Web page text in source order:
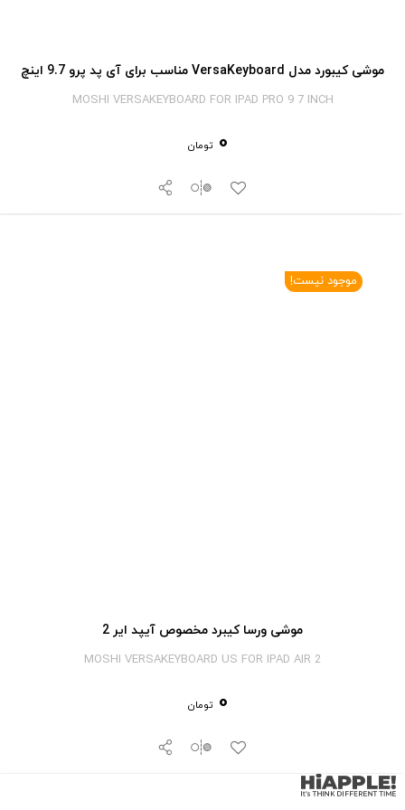
موشی کیبورد مدل VersaKeyboard مناسب برای آی پد پرو 9.7 اینچ
MOSHI VERSAKEYBOARD FOR IPAD PRO 9 7 INCH
0 تومان
موجود نیست!
موشی ورسا کیبرد مخصوص آیپد ایر 2
MOSHI VERSAKEYBOARD US FOR IPAD AIR 2
0 تومان